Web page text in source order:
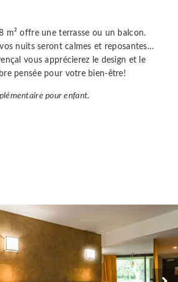
m² offre une terrasse ou un balcon.
nuits seront calmes et reposantes…
vous apprécierez le design et le
pensée pour votre bien-être!
pour enfant.